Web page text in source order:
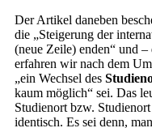
Der Artikel daneben
die „Steigerung der
(neue Zeile) enden“ und
erfahren wir nach dem
„ein Wechsel des
kaum möglich“ sei. Das
Studienort bzw.
identisch. Es sei denn,